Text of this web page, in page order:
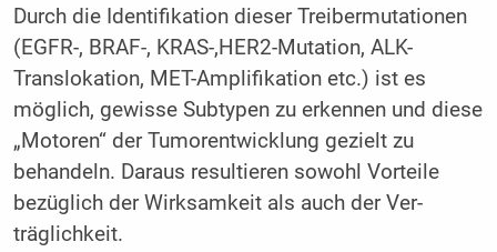
Durch die Identifikation dieser Treibermutationen
(EGFR-, BRAF-, KRAS-,HER2-Mutation, ALK-
Translokation, MET-Amplifikation etc.) ist es
möglich, gewisse Subtypen zu erkennen und diese
„Motoren“ der Tumorentwicklung gezielt zu
behandeln. Daraus resultieren sowohl Vorteile
bezüglich der Wirksamkeit als auch der Ver-
träglichkeit.